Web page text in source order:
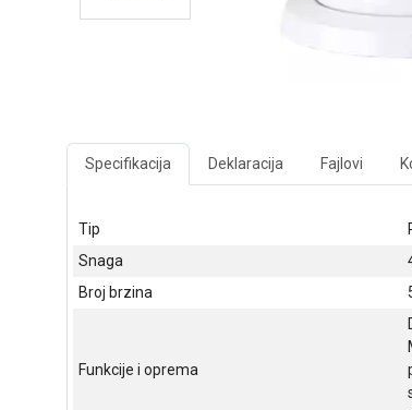
Specifikacija Deklaracija Fajlovi
Tip
Snaga
Broj brzina
Funkcije i oprema